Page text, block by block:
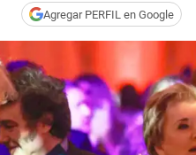
Agregar PERFIL en Google